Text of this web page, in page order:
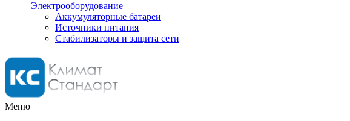
Электрооборудование
Аккумуляторные батареи
Источники питания
Стабилизаторы и защита сети
Меню